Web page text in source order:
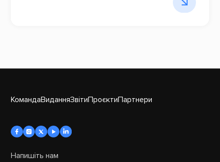
КомандаВиданняЗвітиПроєктиПартнери
Напишіть нам